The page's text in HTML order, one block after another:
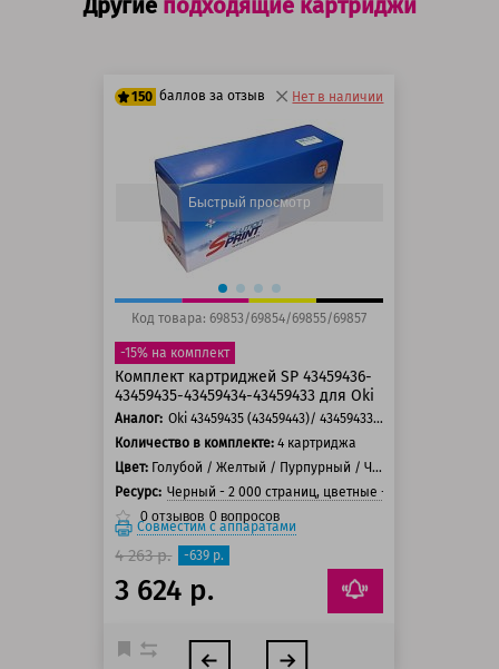
Другие подходящие картриджи
150 баллов за отзыв
125 баллов
150 баллов
Нет в наличии
Быстрый просмотр
Код товара: 69853/69854/69855/69857
-15% на комплект
Комплект картриджей SP 43459436-
43459435-43459434-43459433 для Oki
Аналог:
Oki 43459435 (43459443)/ 43459433 (43459441)/ 43459436 (43459444)/ 43459331 (43459347)/ 43459329 (43459345)/ 43459332 (43459348)/ 43459434 (43459442)/ 43459330 (43459346)
Количество в комплекте: 4 картриджа
Цвет: Голубой / Желтый / Пурпурный / Черный
Ресурс: Черный - 2 000 страниц, цветные - 2 000 страниц
0 отзывов 0 вопросов
Совместим с аппаратами
4 263 р. -639 р.
3 624 р.